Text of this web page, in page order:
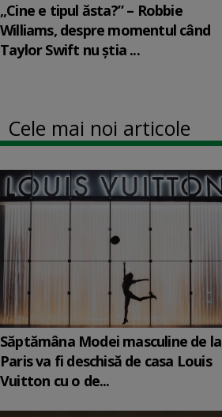
„Cine e tipul ăsta?” – Robbie
Williams, despre momentul când
Taylor Swift nu știa ...
Cele mai noi articole
Săptămâna Modei masculine de la
Paris va fi deschisă de casa Louis
Vuitton cu o de...